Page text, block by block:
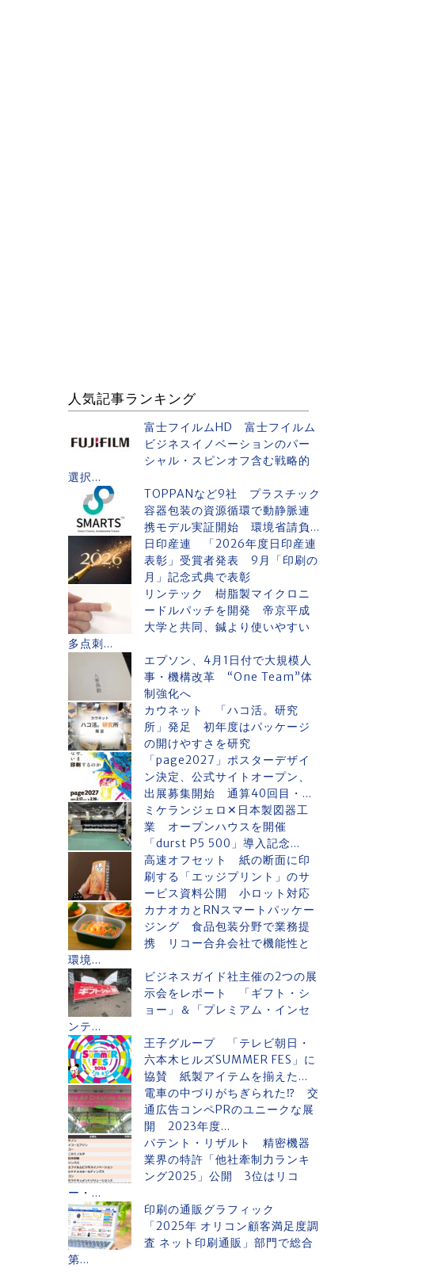
人気記事ランキング
富士フイルムHD 富士フイルム
ビジネスイノベーションのパー
シャル・スピンオフ含む戦略的
選択...
TOPPANなど9社 プラスチック
容器包装の資源循環で動静脈連
携モデル実証開始 環境省請負...
日印産連 「2026年度日印産連
表彰」受賞者発表 9月「印刷の
月」記念式典で表彰
リンテック 樹脂製マイクロニ
ードルパッチを開発 帝京平成
大学と共同、鍼より使いやすい
多点刺...
エプソン、4月1日付で大規模人
事・機構改革 “One Team”体
制強化へ
カウネット 「ハコ活。研究
所」発足 初年度はパッケージ
の開けやすさを研究
「page2027」ポスターデザイ
ン決定、公式サイトオープン、
出展募集開始 通算40回目・...
ミケランジェロ✕日本製図器工
業 オープンハウスを開催
「durst P5 500」導入記念...
高速オフセット 紙の断面に印
刷する「エッジプリント」のサ
ービス資料公開 小ロット対応
カナオカとRNスマートパッケー
ジング 食品包装分野で業務提
携 リコー合弁会社で機能性と
環境...
ビジネスガイド社主催の2つの展
示会をレポート 「ギフト・シ
ョー」＆「プレミアム・インセ
ンテ...
王子グループ 「テレビ朝日・
六本木ヒルズSUMMER FES」に
協賛 紙製アイテムを揃えた...
電車の中づりがちぎられた⁉ 交
通広告コンペPRのユニークな展
開 2023年度...
パテント・リザルト 精密機器
業界の特許「他社牽制力ランキ
ング2025」公開 3位はリコ
ー・...
印刷の通販グラフィック
「2025年 オリコン顧客満足度調
査 ネット印刷通販」部門で総合
第...